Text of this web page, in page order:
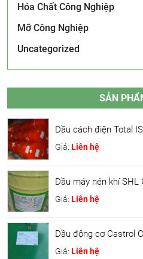
Hóa Chất Công Nghiệp
Mỡ Công Nghiệp
Uncategorized
SẢN
Dầu cách điện Total
Giá: Liên hệ
Dầu máy nén khí SHL
Giá: Liên hệ
Dầu động cơ Castrol
Giá: Liên hệ